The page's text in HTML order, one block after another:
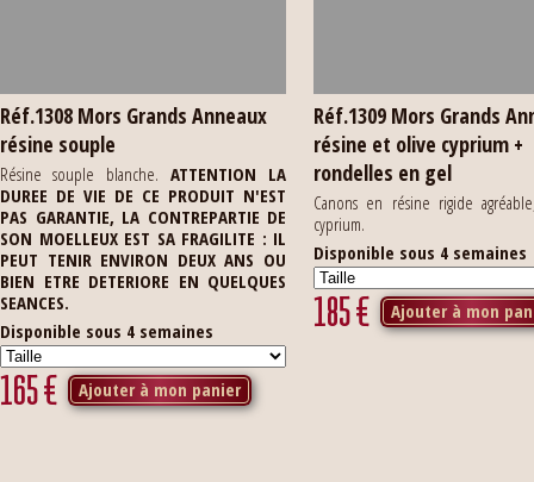
Réf.1308 Mors Grands Anneaux
résine souple
Résine souple blanche. ATTENTION LA
DUREE DE VIE DE CE PRODUIT N'EST
PAS GARANTIE, LA CONTREPARTIE DE
SON MOELLEUX EST SA FRAGILITE : IL
PEUT TENIR ENVIRON DEUX ANS OU
BIEN ETRE DETERIORE EN QUELQUES
SEANCES.
Disponible sous 4 semaines
165€ Ajouter à mon panier
Réf.1309 Mors Grands
résine et olive cyprium +
rondelles en gel
Canons en résine rigide
cyprium.
Disponible sous 4 semaines
185€ Ajouter à mon